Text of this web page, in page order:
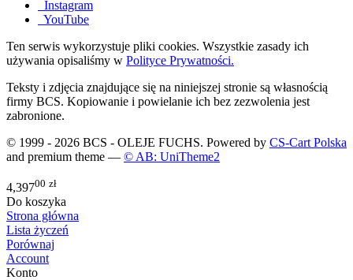
Instagram
YouTube
Ten serwis wykorzystuje pliki cookies. Wszystkie zasady ich
używania opisaliśmy w Polityce Prywatności.
Teksty i zdjęcia znajdujące się na niniejszej stronie są własnością
firmy BCS. Kopiowanie i powielanie ich bez zezwolenia jest
zabronione.
© 1999 - 2026 BCS - OLEJE FUCHS. Powered by CS-Cart Polska
and premium theme — © AB: UniTheme2
4,39700 zł
Do koszyka
Strona główna
Lista życzeń
Porównaj
Account
Konto